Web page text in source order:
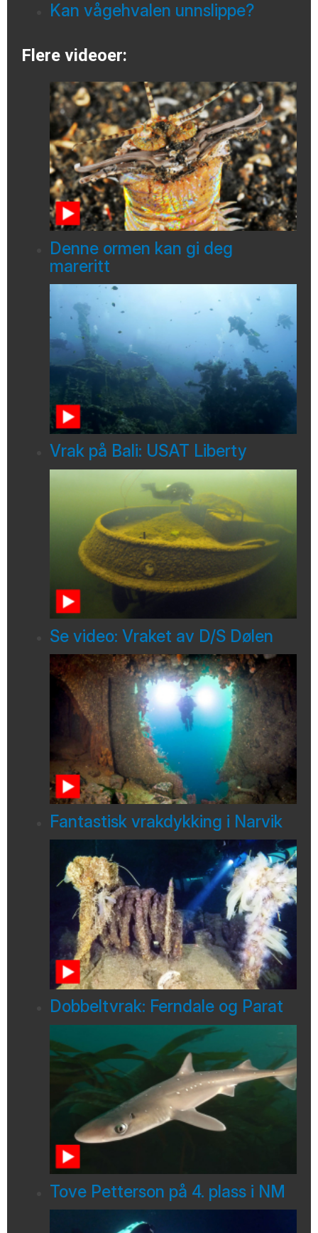
Kan vågehvalen unnslippe?
Flere videoer:
Denne ormen kan gi deg
mareritt
Vrak på Bali: USAT Liberty
Se video: Vraket av D/S Dølen
Fantastisk vrakdykking i Narvik
Dobbeltvrak: Ferndale og Parat
Tove Petterson på 4. plass i NM